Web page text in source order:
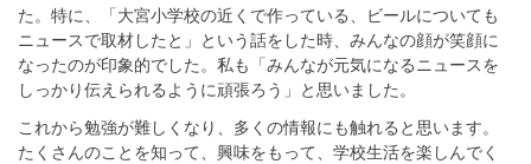
た。特に、「大宮小学校の近くで作っている、ビールについても
ニュースで取材したと」という話をした時、みんなの顔が笑顔に
なったのが印象的でした。私も「みんなが元気になるニュースを
しっかり伝えられるように頑張ろう」と思いました。
これから勉強が難しくなり、多くの情報にも触れると思います。
たくさんのことを知って、興味をもって、学校生活を楽しんでく